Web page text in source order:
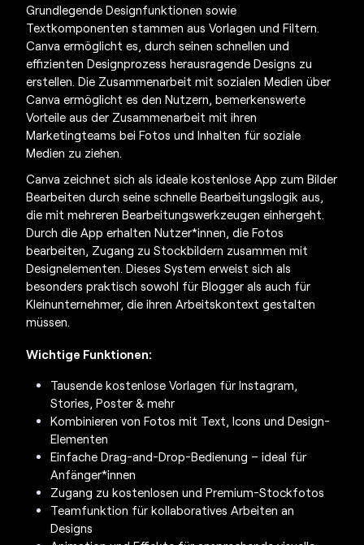
Grundlegende Designfunktionen sowie
Textkomponenten stammen aus Vorlagen und Filtern.
Canva ermöglicht es, durch seinen schnellen und
effizienten Designprozess herausragende Designs zu
erstellen. Die Zusammenarbeit mit sozialen Medien über
Canva ermöglicht es den Nutzern, bemerkenswerte
Vorteile aus der Zusammenarbeit mit ihren
Marketingteams bei Fotos und Inhalten für soziale
Medien zu ziehen.
Canva zeichnet sich als idealekostenlose App zum Bilder
Bearbeiten durch seine schnelle Bearbeitungslogik aus,
die mit mehreren Bearbeitungswerkzeugen einhergeht.
Durch die App erhalten Nutzer*innen, die Fotos
bearbeiten, Zugang zu Stockbildern zusammen mit
Designelementen. Dieses System erweist sich als
besonders praktisch sowohl für Blogger als auch für
Kleinunternehmer, die ihren Arbeitskontext gestalten
müssen.
Wichtige Funktionen:
Tausende kostenlose Vorlagen für Instagram,
Stories, Poster & mehr
Kombinieren von Fotos mit Text, Icons und Design-
Elementen
Einfache Drag-and-Drop-Bedienung – ideal für
Anfänger*innen
Zugang zu kostenlosen und Premium-Stockfotos
Teamfunktion für kollaboratives Arbeiten an
Designs